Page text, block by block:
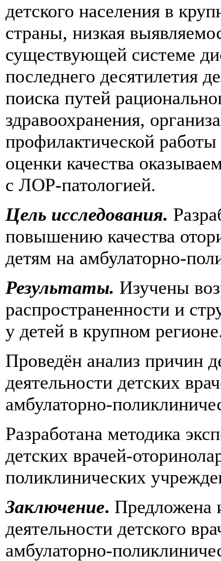
детского населения в
страны, низкая
существующей системе
последнего десятилетия
поиска путей
здравоохранения,
профилактической
оценки качества
с ЛОР-патологией.
Цель исследования.
повышению качества
детям на амбулаторно-
Результаты. Изучены
распространенности и
у детей в крупном
Проведён анализ причин
деятельности детских
амбулаторно-
Разработана методика
детских врачей-
поликлинических
Заключение. Предложена
деятельности детского
амбулаторно-